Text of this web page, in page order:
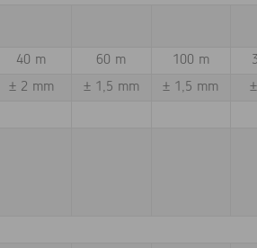
40 m 60 m 100 m
± 2 mm ± 1,5 mm ± 1,5 mm